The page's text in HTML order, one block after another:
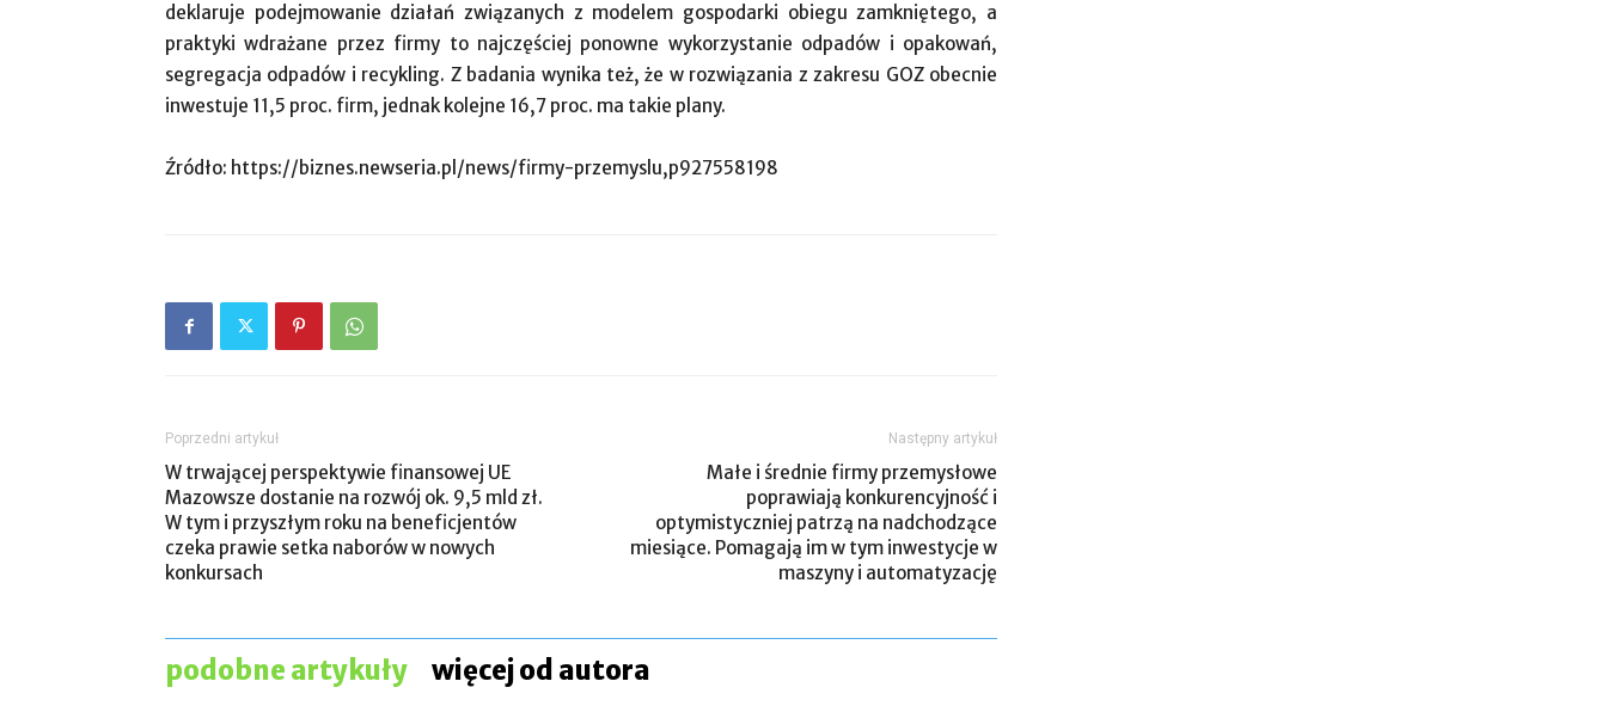
deklaruje podejmowanie działań związanych z modelem gospodarki obiegu zamkniętego, a
praktyki wdrażane przez firmy to najczęściej ponowne wykorzystanie odpadów i opakowań,
segregacja odpadów i recykling. Z badania wynika też, że w rozwiązania z zakresu GOZ obecnie
inwestuje 11,5 proc. firm, jednak kolejne 16,7 proc. ma takie plany.
Źródło: https://biznes.newseria.pl/news/firmy-przemyslu,p927558198
Poprzedni artykuł
W trwającej perspektywie finansowej UE
Mazowsze dostanie na rozwój ok. 9,5 mld zł.
W tym i przyszłym roku na beneficjentów
czeka prawie setka naborów w nowych
konkursach
Następny artykuł
Małe i średnie firmy przemysłowe
poprawiają konkurencyjność i
optymistyczniej patrzą na nadchodzące
miesiące. Pomagają im w tym inwestycje w
maszyny i automatyzację
podobne artykuły więcej od autora